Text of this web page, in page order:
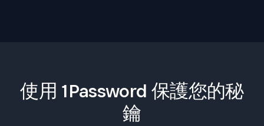
使用 1Password 保護您的秘
鑰